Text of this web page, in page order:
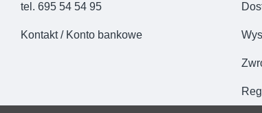
tel. 695 54 54 95
Kontakt / Konto bankowe